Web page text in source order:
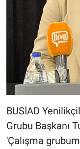
BUSİAD
Grubu Başkanı
'Çalışma